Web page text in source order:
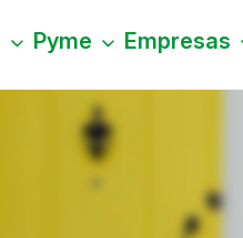
Pyme Empresas